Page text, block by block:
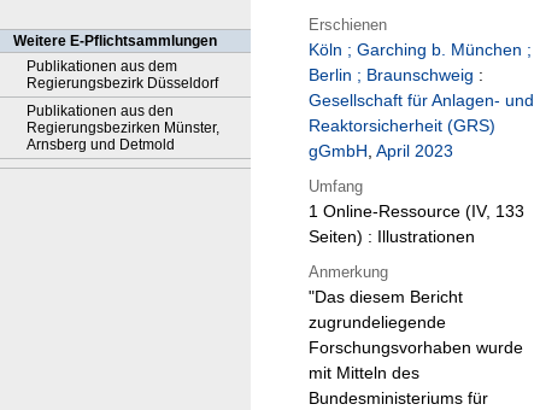
Weitere E-Pflichtsammlungen
Publikationen aus dem
Regierungsbezirk Düsseldorf
Publikationen aus den
Regierungsbezirken Münster,
Arnsberg und Detmold
Erschienen
Köln ; Garching b. München ;
Berlin ; Braunschweig :
Gesellschaft für Anlagen- und
Reaktorsicherheit (GRS)
gGmbH, April 2023
Umfang
1 Online-Ressource (IV, 133
Seiten) : Illustrationen
Anmerkung
"Das diesem Bericht
zugrundeliegende
Forschungsvorhaben wurde
mit Mitteln des
Bundesministeriums für